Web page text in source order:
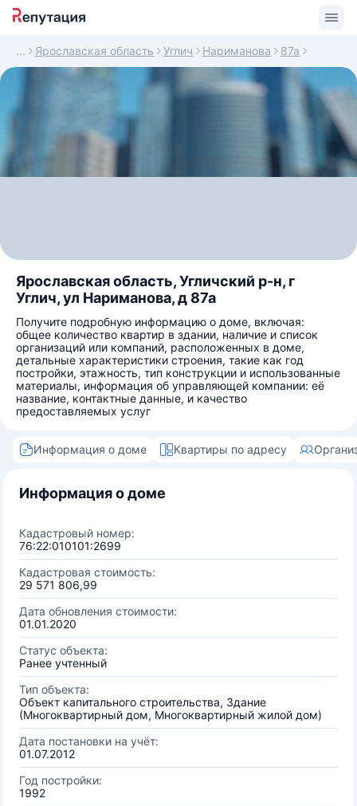
Ярославская область Углич Нариманова 87а
Ярославская область, Угличский р-н, г
Углич, ул Нариманова, д 87а
Получите подробную информацию о доме, включая:
общее количество квартир в здании, наличие и список
организаций или компаний, расположенных в доме,
детальные характеристики строения, такие как год
постройки, этажность, тип конструкции и использованные
материалы, информация об управляющей компании: её
название, контактные данные, и качество
предоставляемых услуг
Информация о доме Квартиры по адресу
Информация о доме
Кадастровый номер:
76:22:010101:2699
Кадастровая стоимость:
29 571 806,99
Дата обновления стоимости:
01.01.2020
Статус объекта:
Ранее учтенный
Тип объекта:
Объект капитального строительства, Здание
(Многоквартирный дом, Многоквартирный жилой дом)
Дата постановки на учёт:
01.07.2012
Год постройки:
1992